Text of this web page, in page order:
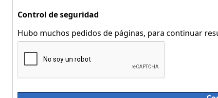
Control de seguridad
Hubo muchos pedidos de páginas, para continuar